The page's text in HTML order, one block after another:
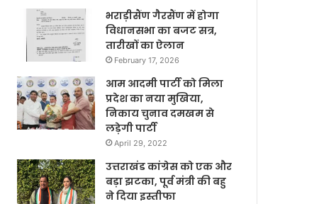
भराड़ीसैंण गैरसैंण में होगा
विधानसभा का बजट सत्र,
तारीखों का ऐलान
February 17, 2026
आम आदमी पार्टी को मिला
प्रदेश का नया मुखिया,
निकाय चुनाव दमखम से
लड़ेगी पार्टी
April 29, 2022
उत्तराखंड कांग्रेस को एक और
बड़ा झटका, पूर्व मंत्री की बहु
ने दिया इस्तीफा